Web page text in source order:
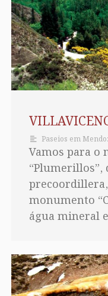
Paseios em
Vamos para o
“Plumerillos”,
monumento
água mineral